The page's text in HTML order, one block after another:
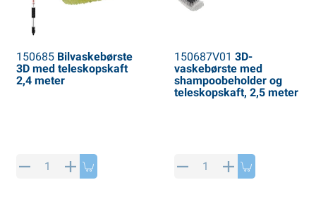
150685Bilvaskebørste
3D med teleskopskaft
2,4 meter
150687V01 3D-
vaskebørste med
shampoobeholder og
teleskopskaft, 2,5 meter